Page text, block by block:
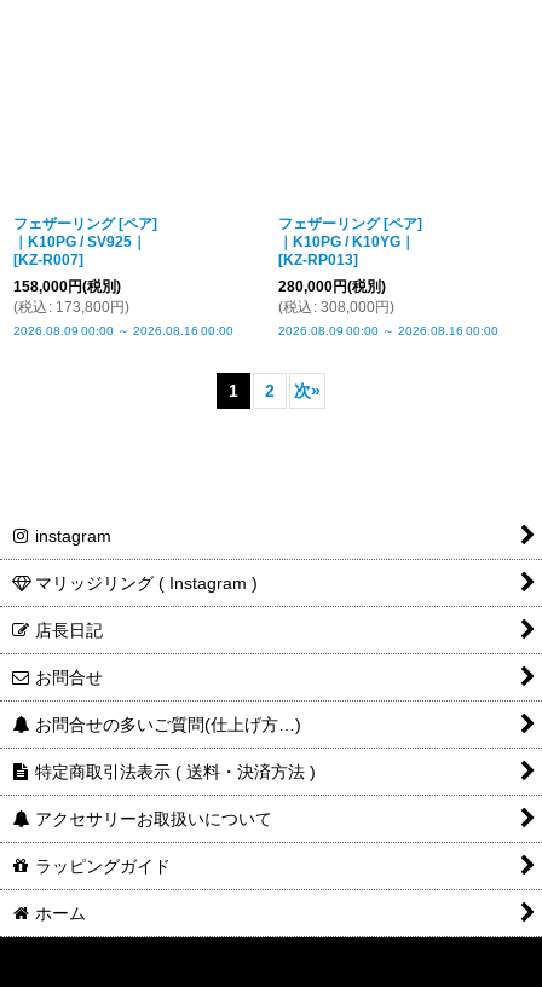
フェザーリング [ペア]
｜K10PG / SV925｜
[KZ-R007]
158,000円(税別)
(税込 : 173,800円)
2026.08.09 00:00 ～ 2026.08.16 00:00
フェザーリング [ペア]
｜K10PG / K10YG｜
[KZ-RP013]
280,000円(税別)
(税込 : 308,000円)
2026.08.09 00:00 ～ 2026.08.16 00:00
1 2 次»
instagram
マリッジリング ( Instagram )
店長日記
お問合せ
お問合せの多いご質問(仕上げ方…)
特定商取引法表示 ( 送料・決済方法 )
アクセサリーお取扱いについて
ラッピングガイド
ホーム